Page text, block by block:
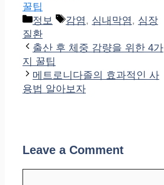
꿀팁
Categories
정보 Tags
감염, 심내막염, 심장
질환
출산 후 체중 감량을 위한 4가
지 꿀팁
메트로니다졸의 효과적인 사
용법 알아보자
Leave a Comment